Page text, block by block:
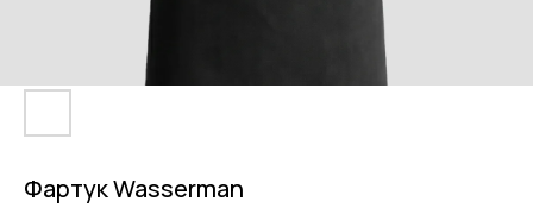
Фартук Wasserman